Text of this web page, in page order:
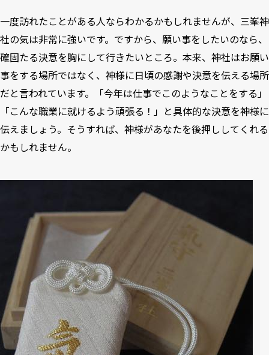
一度訪れたことがある人ならわかるかもしれませんが、三峯神
社の気は非常に強いです。ですから、願い事をしたいのなら、
確固たる決意を胸にして行きたいところ。本来、神社はお願い
事をする場所ではなく、神様に日頃の感謝や決意を伝える場所
だと言われています。「今年は仕事でこのようなことをする」
「こんな職業に就けるよう頑張る！」と具体的な決意を神様に
伝えましょう。そうすれば、神様があなたを後押ししてくれる
かもしれません。